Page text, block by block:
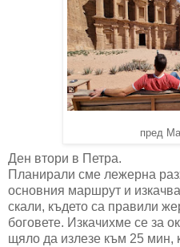
пред
Ден втори в Петра.
Планирали сме лежерна
основния маршрут и
скали, където са правили
боговете. Изкачихме се за
щяло да излезе към 25 мин,